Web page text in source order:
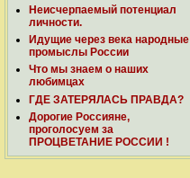
Неисчерпаемый потенциал
личности.
Идущие через века народные
промыслы России
Что мы знаем о наших
любимцах
ГДЕ ЗАТЕРЯЛАСЬ ПРАВДА?
Дорогие Россияне,
проголосуем за
ПРОЦВЕТАНИЕ РОССИИ !